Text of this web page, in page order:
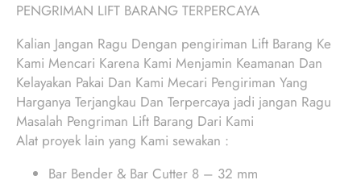
PENGRIMAN LIFT BARANG TERPERCAYA
Kalian Jangan Ragu Dengan pengiriman Lift Barang Ke
Kami Mencari Karena Kami Menjamin Keamanan Dan
Kelayakan Pakai Dan Kami Mecari Pengiriman Yang
Harganya Terjangkau Dan Terpercaya jadi jangan Ragu
Masalah Pengriman Lift Barang Dari Kami
Alat proyek lain yang Kami sewakan :
Bar Bender & Bar Cutter 8 – 32 mm